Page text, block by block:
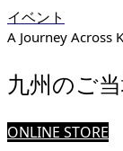
イベント
A Journey Across
九州のご
ONLINE STORE